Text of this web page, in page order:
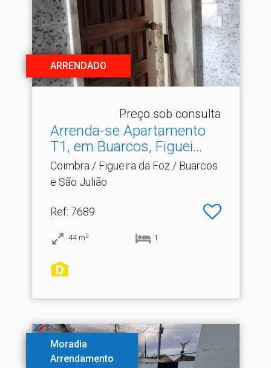
ARRENDADO
Preço sob consulta
Arrenda-se Apartamento
T1, em Buarcos, Figuei.​..
Coimbra / Figueira da Foz / Buarcos
e São Julião
Ref: 7689
44 m2 1
Moradia
Arrendamento